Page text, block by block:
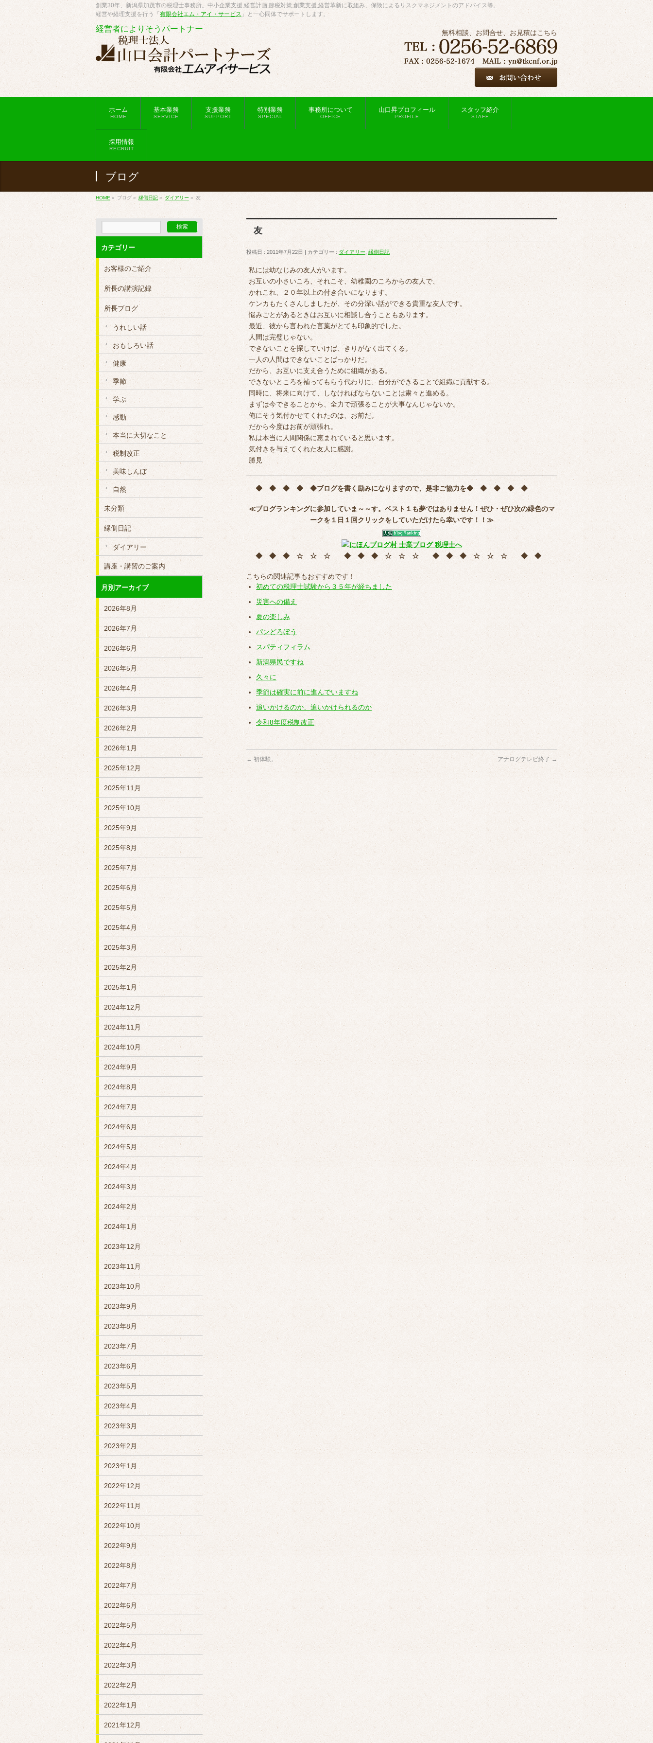
創業30年、新潟県加茂市の税理士事務所。中小企業支援,経営計画,節税対策,創業支援,経営革新に取組み、保険によるリスクマネジメントのアドバイス等。
経営や経理支援を行う「 有限会社エム・アイ・サービス 」と一心同体でサポートします。
経営者によりそうパートナー 無料相談、お問合せ、お見積はこちら
ホーム
HOME
基本業務
SERVICE
支援業務
SUPPORT
特別業務
SPECIAL
事務所について
OFFICE
山口昇プロフィール
PROFILE
スタッフ紹介
STAFF
採用情報
RECRUIT
ブログ
HOME » ブログ » 縁側日記 » ダイアリー » 友
友
投稿日 : 2011年7月22日 カテゴリー : ダイアリー 縁側日記
私には幼なじみの友人がいます。
お互いの小さいころ、それこそ、幼稚園のころからの友人で、
かれこれ、２０年以上の付き合いになります。
ケンカもたくさんしましたが、その分深い話ができる貴重な友人です。
悩みごとがあるときはお互いに相談し合うこともあります。
最近、彼から言われた言葉がとても印象的でした。
人間は完璧じゃない。
できないことを探していけば、きりがなく出てくる。
一人の人間はできないことばっかりだ。
だから、お互いに支え合うために組織がある。
できないところを補ってもらう代わりに、自分ができることで組織に貢献する。
同時に、将来に向けて、しなければならないことは粛々と進める。
まずは今できることから、全力で頑張ることが大事なんじゃないか。
俺にそう気付かせてくれたのは、お前だ。
だから今度はお前が頑張れ。
私は本当に人間関係に恵まれていると思います。
気付きを与えてくれた友人に感謝。
勝見
◆ ◆ ◆ ◆ ◆ブログを書く励みになりますので、是非ご協力を◆ ◆ ◆ ◆ ◆
≪ブログランキングに参加していま～～す。ベスト１も夢ではありません！ぜひ・ぜひ次の緑色のマ
ークを１日１回クリックをしていただけたら幸いです！！≫
◆ ◆ ◆ ☆ ☆ ☆ ◆ ◆ ◆ ☆ ☆ ☆ ◆ ◆ ◆ ☆ ☆ ☆ ◆ ◆
こちらの関連記事もおすすめです！
初めての税理士試験から３５年が経ちました
災害への備え
夏の楽しみ
パンどろぼう
スパティフィラム
新潟県民ですね
久々に
季節は確実に前に進んでいますね
追いかけるのか、追いかけられるのか
令和8年度税制改正
← 初体験。 アナログテレビ終了 →
カテゴリー
お客様のご紹介
所長の講演記録
所長ブログ
うれしい話
おもしろい話
健康
季節
学ぶ
感動
本当に大切なこと
税制改正
美味しんぼ
自然
未分類
縁側日記
ダイアリー
講座・講習のご案内
月別アーカイブ
2026年8月
2026年7月
2026年6月
2026年5月
2026年4月
2026年3月
2026年2月
2026年1月
2025年12月
2025年11月
2025年10月
2025年9月
2025年8月
2025年7月
2025年6月
2025年5月
2025年4月
2025年3月
2025年2月
2025年1月
2024年12月
2024年11月
2024年10月
2024年9月
2024年8月
2024年7月
2024年6月
2024年5月
2024年4月
2024年3月
2024年2月
2024年1月
2023年12月
2023年11月
2023年10月
2023年9月
2023年8月
2023年7月
2023年6月
2023年5月
2023年4月
2023年3月
2023年2月
2023年1月
2022年12月
2022年11月
2022年10月
2022年9月
2022年8月
2022年7月
2022年6月
2022年5月
2022年4月
2022年3月
2022年2月
2022年1月
2021年12月